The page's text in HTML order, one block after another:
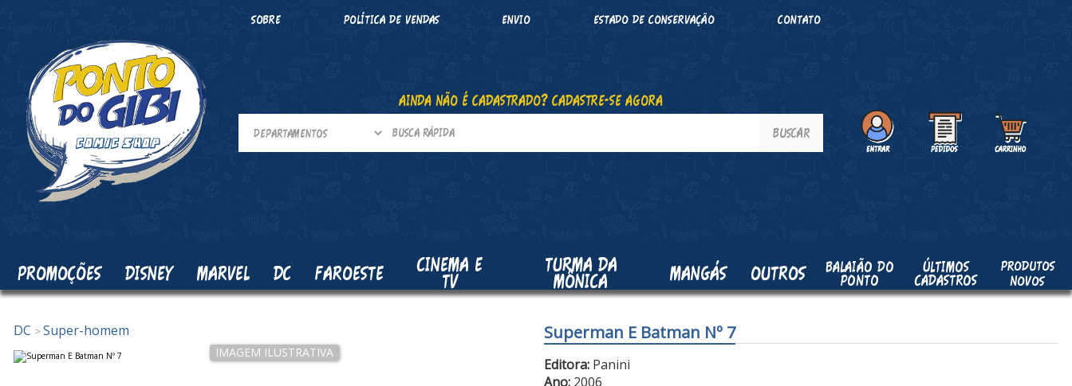
SOBRE POLÍTICA DE VENDAS ENVIO ESTADO DE CONSERVAÇÃO CONTATO
AINDA NÃO É CADASTRADO? CADASTRE-SE AGORA
PROMOÇÕES DISNEY MARVEL DC FAROESTE CINEMA E
TV
TURMA DA
MÔNICA MANGÁS OUTROS BALAIÃO DO
PONTO
ÚLTIMOS
CADASTROS
PRODUTOS
NOVOS
DC >Super-homem Superman E Batman Nº 7
Editora:Panini
Ano:2006